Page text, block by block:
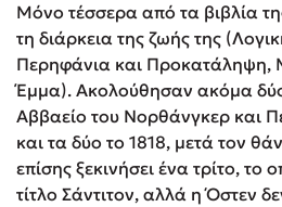
Μόνο τέσσερα από τα βιβλία
τη διάρκεια της ζωής της
Περηφάνια και Προκατάληψη,
Έμμα). Ακολούθησαν ακόμα
Αββαείο του Νορθάνγκερ και
και τα δύο το 1818, μετά τον
επίσης ξεκινήσει ένα τρίτο, το
τίτλο Σάντιτον, αλλά η Όστεν